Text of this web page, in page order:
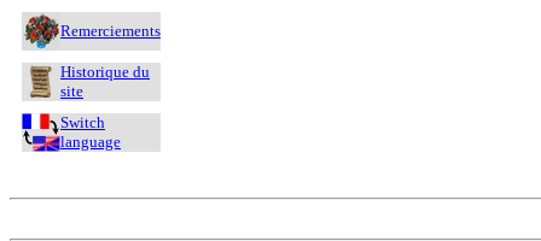
Remerciements
Historique du
site
Switch
language